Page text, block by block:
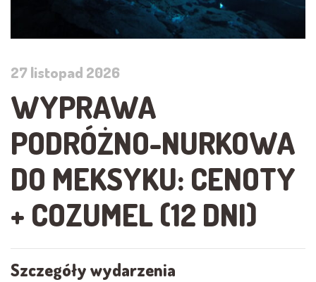
27 listopad 2026
WYPRAWA
PODRÓŻNO-NURKOWA
DO MEKSYKU: CENOTY
+ COZUMEL (12 DNI)
Szczegóły wydarzenia